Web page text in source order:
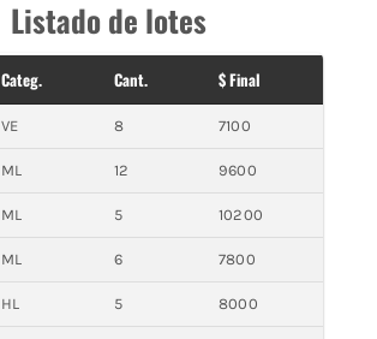
Listado de lotes
Categ. Cant. $ Final
VE 8 7100
ML 12 9600
ML 5 10200
ML 6 7800
HL 5 8000